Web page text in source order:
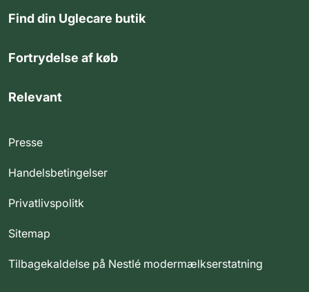
Find din Uglecare butik
Fortrydelse af køb
Relevant
Presse
Handelsbetingelser
Privatlivspolitk
Sitemap
Tilbagekaldelse på Nestlé modermælkserstatning